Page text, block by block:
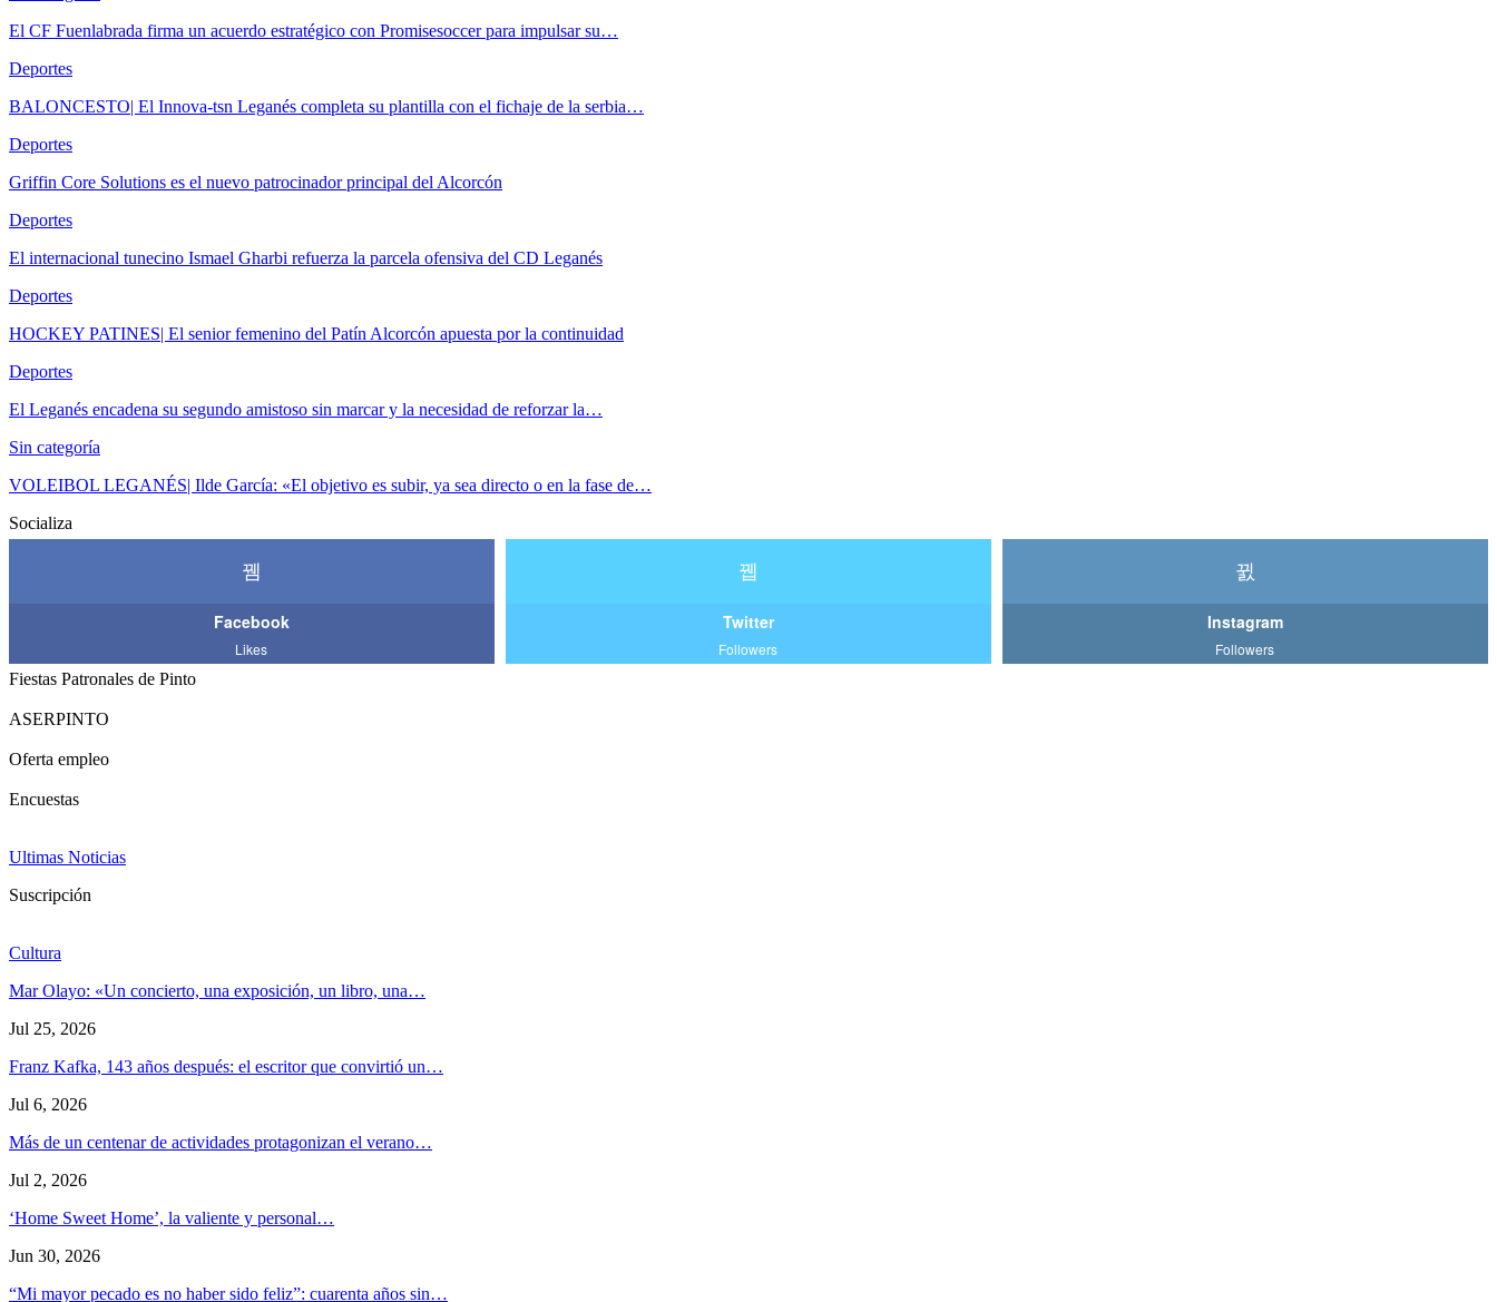
El CF Fuenlabrada firma un acuerdo estratégico con Promisesoccer para impulsar su…
Deportes
BALONCESTO| El Innova-tsn Leganés completa su plantilla con el fichaje de la serbia…
Deportes
Griffin Core Solutions es el nuevo patrocinador principal del Alcorcón
Deportes
El internacional tunecino Ismael Gharbi refuerza la parcela ofensiva del CD Leganés
Deportes
HOCKEY PATINES| El senior femenino del Patín Alcorcón apuesta por la continuidad
Deportes
El Leganés encadena su segundo amistoso sin marcar y la necesidad de reforzar la…
Sin categoría
VOLEIBOL LEGANÉS| Ilde García: «El objetivo es subir, ya sea directo o en la fase de…
Socializa
Facebook
Likes
Twitter
Followers
Instagram
Followers
Fiestas Patronales de Pinto
ASERPINTO
Oferta empleo
Encuestas
Ultimas Noticias
Suscripción
Cultura
Mar Olayo: «Un concierto, una exposición, un libro, una…
Jul 25, 2026
Franz Kafka, 143 años después: el escritor que convirtió un…
Jul 6, 2026
Más de un centenar de actividades protagonizan el verano…
Jul 2, 2026
‘Home Sweet Home’, la valiente y personal…
Jun 30, 2026
“Mi mayor pecado es no haber sido feliz”: cuarenta años sin…